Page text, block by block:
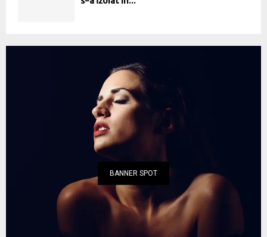
BANNER SPOT